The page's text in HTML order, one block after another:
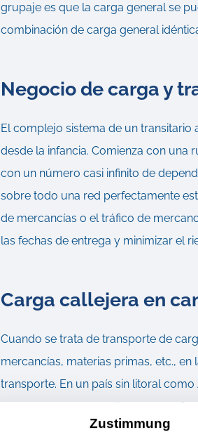
Zustimmung
grupaje es que la carga general se
combinación de carga general
Negocio de carga y
El complejo sistema de un
desde la infancia. Comienza con
con un número casi infinito de
sobre todo una red perfectamente
de mercancías o el tráfico de
las fechas de entrega y minimizar el
Carga callejera en
Cuando se trata de transporte de
mercancías, materias primas, etc.,
transporte. En un país sin litoral
mercancías más popular, ya que
ferroviario para el transporte de